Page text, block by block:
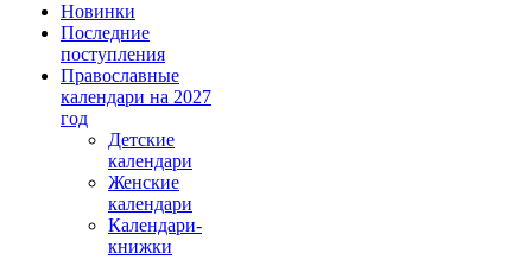
Новинки
Последние
поступления
Православные
календари на 2027
год
Детские
календари
Женские
календари
Календари-
книжки